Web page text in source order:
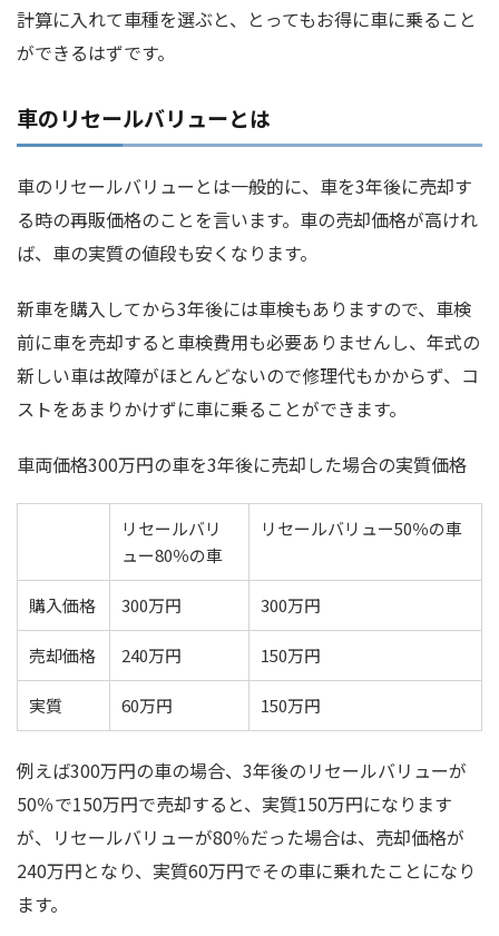
計算に入れて車種を選ぶと、とってもお得に車に乗ること
ができるはずです。
車のリセールバリューとは
車のリセールバリューとは一般的に、車を3年後に売却す
る時の再販価格のことを言います。車の売却価格が高けれ
ば、車の実質の値段も安くなります。
新車を購入してから3年後には車検もありますので、車検
前に車を売却すると車検費用も必要ありませんし、年式の
新しい車は故障がほとんどないので修理代もかからず、コ
ストをあまりかけずに車に乗ることができます。
車両価格300万円の車を3年後に売却した場合の実質価格
リセールバリ
ュー80％の車
リセールバリュー50％の車
購入価格 300万円 300万円
売却価格 240万円 150万円
実質 60万円 150万円
例えば300万円の車の場合、3年後のリセールバリューが
50％で150万円で売却すると、実質150万円になります
が、リセールバリューが80％だった場合は、売却価格が
240万円となり、実質60万円でその車に乗れたことになり
ます。